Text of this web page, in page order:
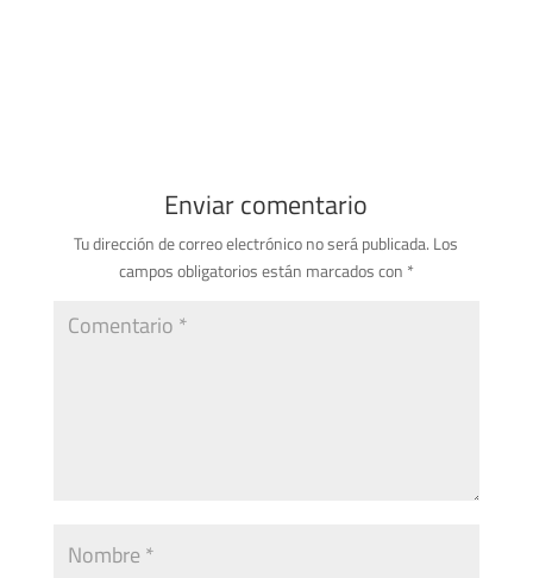
Enviar comentario
Tu dirección de correo electrónico no será publicada. Los
campos obligatorios están marcados con *